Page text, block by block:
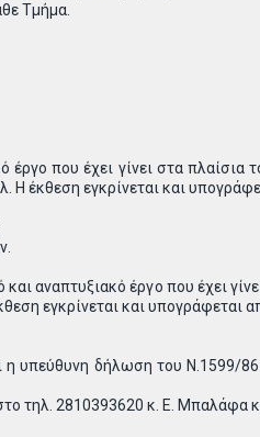
Τμήμα.
που έχει γίνει στα
έκθεση εγκρίνεται και
αναπτυξιακό έργο που έχει
εγκρίνεται και υπογράφεται
υπεύθυνη δήλωση του Ν.1599/
τηλ. 2810393620 κ. Ε. Μπαλάφα